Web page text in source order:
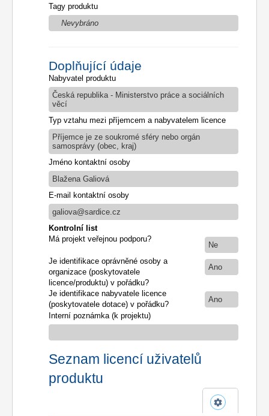
Tagy produktu
Nevybráno
Doplňující údaje
Nabyvatel produktu
Česká republika - Ministerstvo práce a sociálních
věcí
Typ vztahu mezi příjemcem a nabyvatelem licence
Příjemce je ze soukromé sféry nebo orgán
samosprávy (obec, kraj)
Jméno kontaktní osoby
Blažena Galiová
E-mail kontaktní osoby
galiova@sardice.cz
Kontrolní list
Má projekt veřejnou podporu?
Ne
Je identifikace oprávněné osoby a
organizace (poskytovatele
licence/produktu) v pořádku?
Ano
Je identifikace nabyvatele licence
(poskytovatele dotace) v pořádku?
Ano
Interní poznámka (k projektu)
Seznam licencí uživatelů
produktu